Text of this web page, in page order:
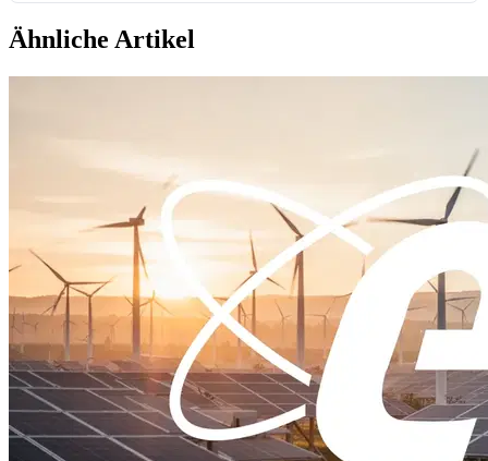
Ähnliche Artikel